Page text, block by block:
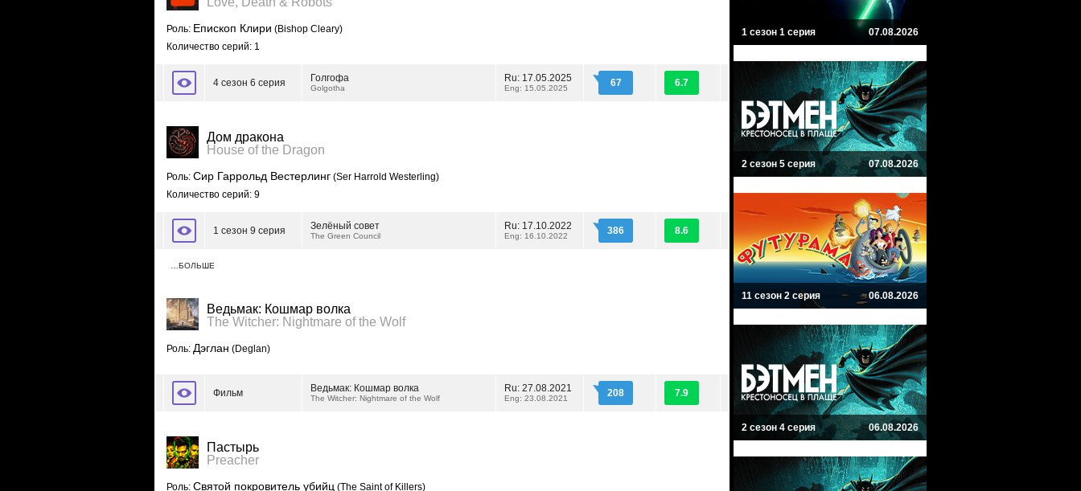
Роль: Епископ Клири (Bishop Cleary)
Количество серий: 1
4 сезон 6 серия Голгофа
Golgotha
Ru: 17.05.2025
Eng: 15.05.2025 67 6.7
Дом дракона
House of the Dragon
Роль: Сир Гаррольд Вестерлинг (Ser Harrold Westerling)
Количество серий: 9
1 сезон 9 серия Зелёный совет
The Green Council
Ru: 17.10.2022
Eng: 16.10.2022 386 8.6
…БОЛЬШЕ
Ведьмак: Кошмар волка
The Witcher: Nightmare of the Wolf
Роль: Дэглан (Deglan)
Фильм Ведьмак: Кошмар волка
The Witcher: Nightmare of the Wolf
Ru: 27.08.2021
Eng: 23.08.2021 208 7.9
Пастырь
Preacher
Роль: Святой покровитель убийц (The Saint of Killers)
1 сезон 1 серия 07.08.2026
2 сезон 5 серия 07.08.2026
11 сезон 2 серия 06.08.2026
2 сезон 4 серия 06.08.2026